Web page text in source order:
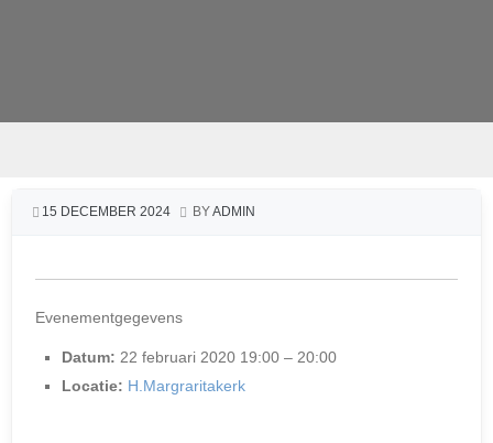
15 DECEMBER 2024 BYADMIN
Evenementgegevens
Datum: 22 februari 2020 19:00 – 20:00
Locatie: H.Margraritakerk